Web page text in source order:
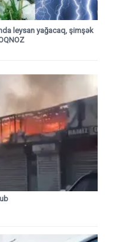
leysan yağacaq, şimşək